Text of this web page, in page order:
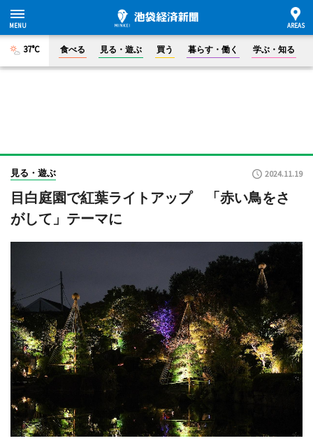
37°C 食べる 見る・遊ぶ 買う 暮らす・働く 学ぶ・知る
見る・遊ぶ 2024.11.19
目白庭園で紅葉ライトアップ 「赤い鳥をさ
がして」テーマに